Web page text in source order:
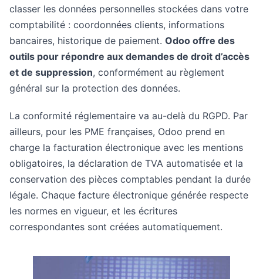
classer les données personnelles stockées dans votre
comptabilité : coordonnées clients, informations
bancaires, historique de paiement. Odoo offre des
outils pour répondre aux demandes de droit d’accès
et de suppression, conformément au règlement
général sur la protection des données.
La conformité réglementaire va au-delà du RGPD. Par
ailleurs, pour les PME françaises, Odoo prend en
charge la facturation électronique avec les mentions
obligatoires, la déclaration de TVA automatisée et la
conservation des pièces comptables pendant la durée
légale. Chaque facture électronique générée respecte
les normes en vigueur, et les écritures
correspondantes sont créées automatiquement.